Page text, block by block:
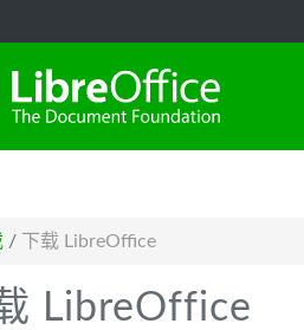
/ 下载 LibreOffice
LibreOffice